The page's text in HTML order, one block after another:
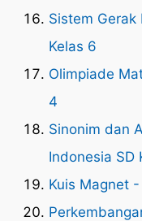
Sistem Gerak
Kelas 6
Olimpiade
4
Sinonim dan
Indonesia SD
Kuis Magnet -